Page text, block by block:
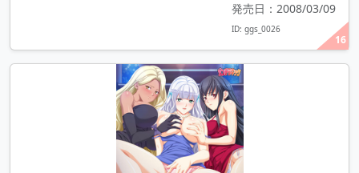
16
発売日：2008/03/09
ID: ggs_0026